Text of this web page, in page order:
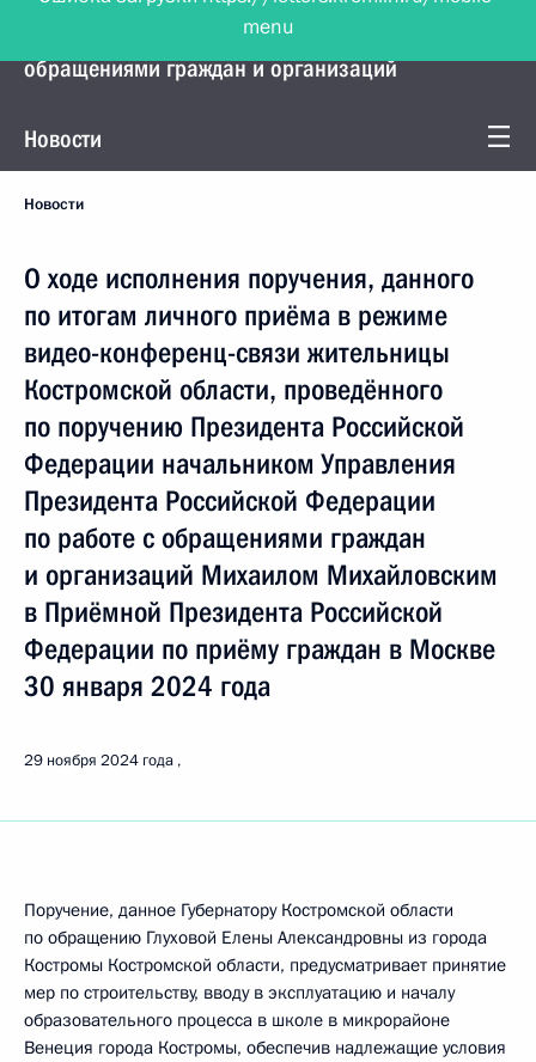
Управление Президента по работе с
обращениями граждан и организаций
Новости
Новости
О ходе исполнения поручения, данного
по итогам личного приёма в режиме
видео-конференц-связи жительницы
Костромской области, проведённого
по поручению Президента Российской
Федерации начальником Управления
Президента Российской Федерации
по работе с обращениями граждан
и организаций Михаилом Михайловским
в Приёмной Президента Российской
Федерации по приёму граждан в Москве
30 января 2024 года
29 ноября 2024 года
Поручение, данное Губернатору Костромской области
по обращению Глуховой Елены Александровны из города
Костромы Костромской области, предусматривает принятие
мер по строительству, вводу в эксплуатацию и началу
образовательного процесса в школе в микрорайоне
Венеция города Костромы, обеспечив надлежащие условия
menu